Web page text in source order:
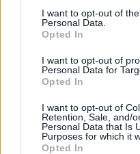
I want to opt-out of
Personal Data.
Opted In
I want to opt-out of
Personal Data for
Opted In
I want to opt-out of
Retention, Sale, and/
Personal Data that Is
Purposes for which it
Opted In
Στα